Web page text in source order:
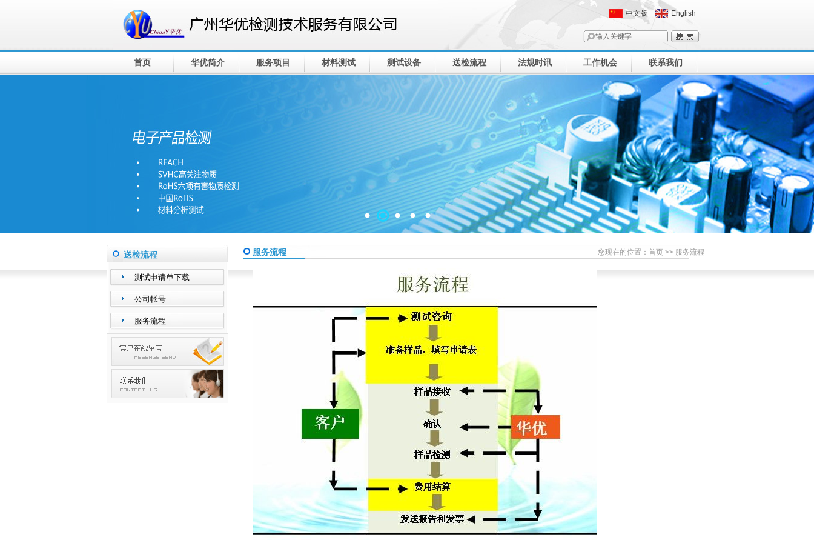
中文版 English
首页 华优简介 服务项目 材料测试 测试设备 送检流程 法规时讯 工作机会 联系我们
送检流程
测试申请单下载
公司帐号
服务流程
服务流程 您现在的位置： 首页 >> 服务流程